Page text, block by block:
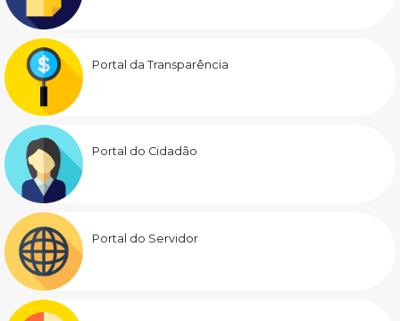
Portal da Transparência
Portal do Cidadão
Portal do Servidor